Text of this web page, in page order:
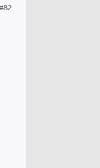
#82